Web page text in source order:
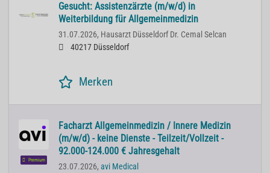
Gesucht: Assistenzärzte (m/w/d) in
Weiterbildung für Allgemeinmedizin
31.07.2026, Hausarzt Düsseldorf Dr. Cemal Selcan
40217 Düsseldorf
Merken
Premium
Facharzt Allgemeinmedizin / Innere Medizin
(m/w/d) - keine Dienste - Teilzeit/Vollzeit -
92.000-124.000 € Jahresgehalt
23.07.2026, avi Medical